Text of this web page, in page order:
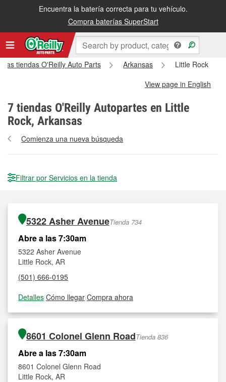
Encuentra la batería correcta para tu vehículo.
Compra baterías SuperStart
las tiendas O'Reilly Auto Parts Arkansas
Little Rock
View page in English
7 tiendas O'Reilly Autopartes en Little
Rock, Arkansas
Comienza una nueva búsqueda
Filtrar por Servicios en la tienda
5322 Asher AvenueTienda 734
Abre a las 7:30am
5322 Asher Avenue
Little Rock, AR
(501) 666-0195
Detalles|Cómo llegar|Compra ahora
8601 Colonel Glenn RoadTienda 836
Abre a las 7:30am
8601 Colonel Glenn Road
Little Rock, AR